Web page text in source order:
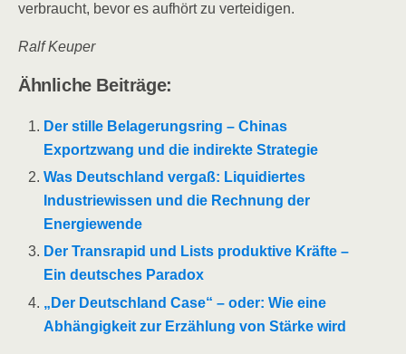
verbraucht, bevor es aufhört zu verteidigen.
Ralf Keuper
Ähnliche Beiträge:
Der stille Belagerungsring – Chinas
Exportzwang und die indirekte Strategie
Was Deutschland vergaß: Liquidiertes
Industriewissen und die Rechnung der
Energiewende
Der Transrapid und Lists produktive Kräfte –
Ein deutsches Paradox
„Der Deutschland Case“ – oder: Wie eine
Abhängigkeit zur Erzählung von Stärke wird